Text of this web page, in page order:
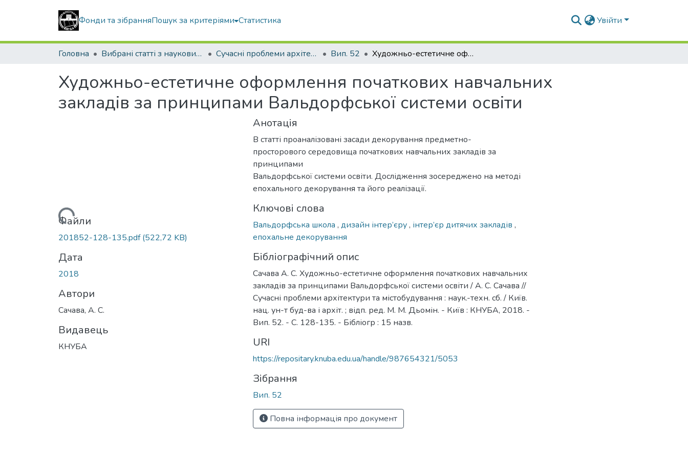
Фонди та зібранняПошук за критеріями Статистика Увійти
Головна Вибрані статті з наукових збірників КНУБА Сучасні проблеми архітектури та містобудування Вип. 52 Художньо-естетичне оформлення початкових навчальних закладів за принципами Вальдорфської системи освіти
Художньо-естетичне оформлення початкових навчальних
закладів за принципами Вальдорфської системи освіти
Вантажиться...
Файли
201852-128-135.pdf(522,72 KB)
Дата
2018
Автори
Сачава, А. С.
Видавець
КНУБА
Анотація
В статті проаналізовані засади декорування предметно-
просторового середовища початкових навчальних закладів за
принципами
Вальдорфської системи освіти. Дослідження зосереджено на методі
епохального декорування та його реалізації.
Ключові слова
Вальдорфська школа , дизайн інтер’єру, інтер’єр дитячих закладів ,
епохальне декорування
Бібліографічний опис
Сачава А. С. Художньо-естетичне оформлення початкових навчальних
закладів за принципами Вальдорфської системи освіти / А. С. Сачава //
Сучасні проблеми архітектури та містобудування : наук.-техн. сб. / Київ.
нац. ун-т буд-ва і архіт. ; відп. ред. М. М. Дьомін. - Київ : КНУБА, 2018. -
Вип. 52. - С. 128-135. - Бібліогр : 15 назв.
URI
https://repositary.knuba.edu.ua/handle/987654321/5053
Зібрання
Вип. 52
Повна інформація про документ